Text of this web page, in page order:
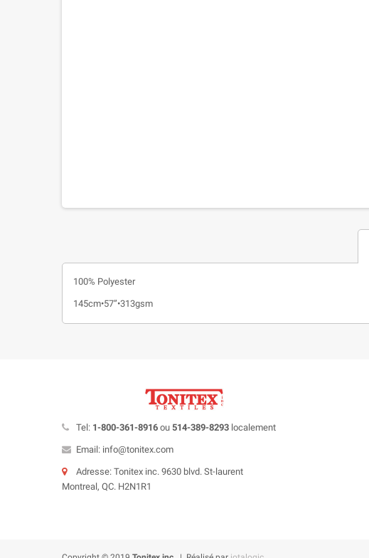
100% Polyester
145cm•57”•313gsm
Tel: 1-800-361-8916 ou 514-389-8293 localement
Email: info@tonitex.com
Adresse: Tonitex inc. 9630 blvd. St-laurent
Montreal, QC. H2N1R1